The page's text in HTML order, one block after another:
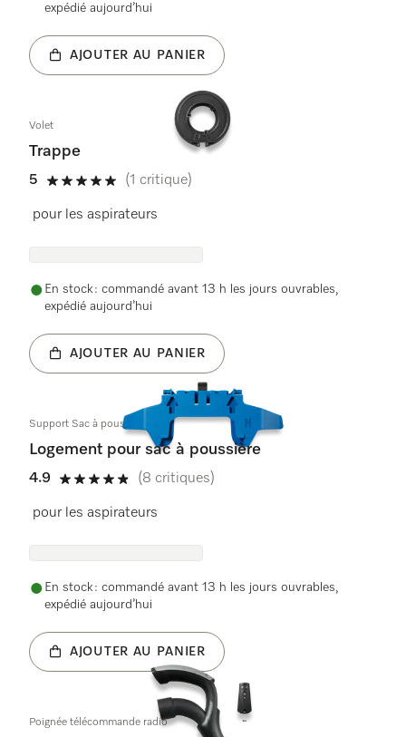
expédié aujourd’hui
AJOUTER AU PANIER
Volet
Trappe
5
5 étoiles sur 5
(1 critique)
pour les aspirateurs
En stock : commandé avant 13 h les jours ouvrables,
expédié aujourd’hui
AJOUTER AU PANIER
Support Sac à poussière assy
Logement pour sac à poussière
4.9
4.9 étoiles sur 5
(8 critiques)
pour les aspirateurs
En stock : commandé avant 13 h les jours ouvrables,
expédié aujourd’hui
AJOUTER AU PANIER
Poignée télécommande radio